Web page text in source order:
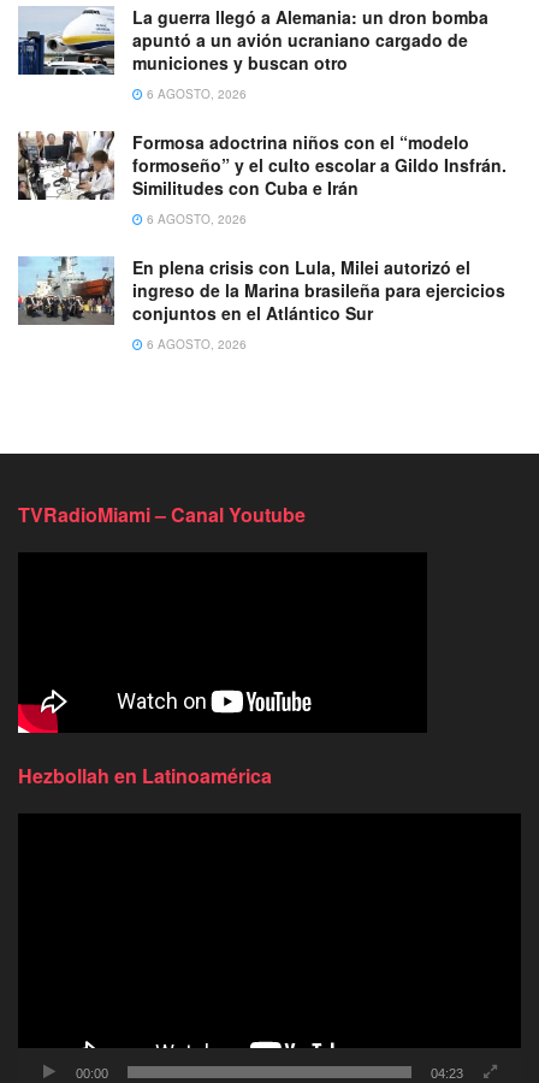
La guerra llegó a Alemania: un dron bomba
apuntó a un avión ucraniano cargado de
municiones y buscan otro
6 AGOSTO, 2026
Formosa adoctrina niños con el “modelo
formoseño” y el culto escolar a Gildo Insfrán.
Similitudes con Cuba e Irán
6 AGOSTO, 2026
En plena crisis con Lula, Milei autorizó el
ingreso de la Marina brasileña para ejercicios
conjuntos en el Atlántico Sur
6 AGOSTO, 2026
TVRadioMiami – Canal Youtube
Hezbollah en Latinoamérica
00:00 04:23